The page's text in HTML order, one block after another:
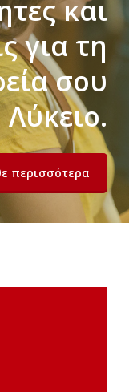
και
για τη
σου
περισσότερα
και
στα